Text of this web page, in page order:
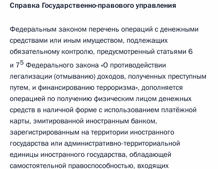
Справка Государственно-правового управления
Федеральным законом перечень операций с денежными
средствами или иным имуществом, подлежащих
обязательному контролю, предусмотренный статьями 6
и 75 Федерального закона «О противодействии
легализации (отмыванию) доходов, полученных преступным
путем, и финансированию терроризма», дополняется
операцией по получению физическим лицом денежных
средств в наличной форме с использованием платёжной
карты, эмитированной иностранным банком,
зарегистрированным на территории иностранного
государства или административно-территориальной
единицы иностранного государства, обладающей
самостоятельной правоспособностью, входящих